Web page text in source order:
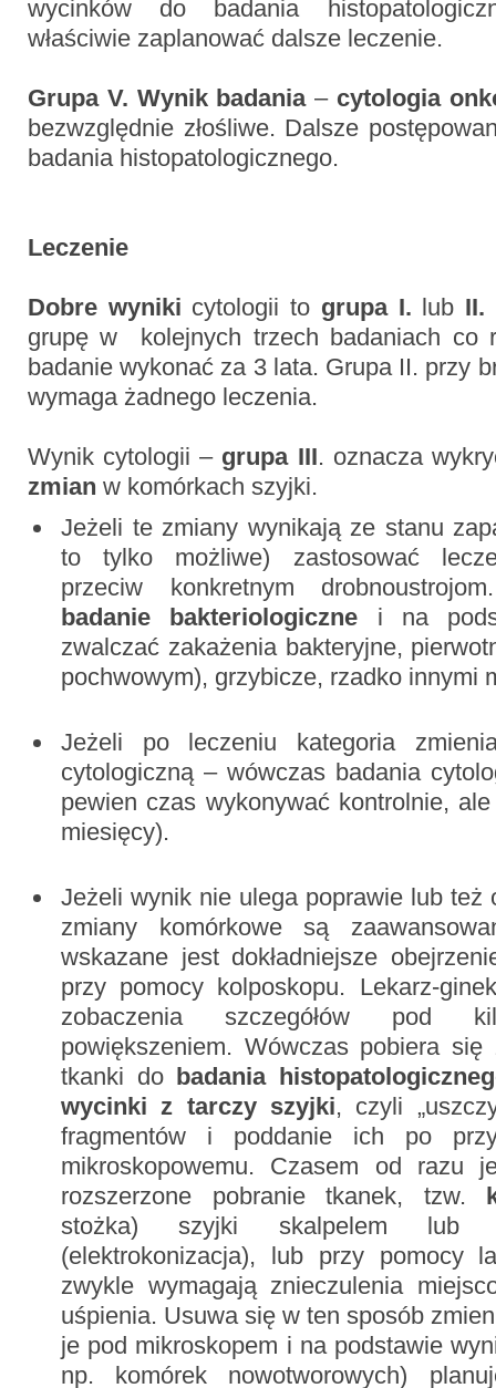
wycinków do badania
właściwie zaplanować dalsze leczenie.
Grupa V. Wynik badania –cytologia
bezwzględnie złośliwe. Dalsze
badania histopatologicznego.
Leczenie
Dobre wyniki cytologii to grupa I. lub II.
grupę w kolejnych trzech badaniach co
badanie wykonać za 3 lata. Grupa II. przy
wymaga żadnego leczenia.
Wynik cytologii – grupa III. oznacza
zmian w komórkach szyjki.
Jeżeli te zmiany wynikają ze stanu
to tylko możliwe) zastosować
przeciw konkretnym
badanie bakteriologiczne i na
zwalczać zakażenia bakteryjne,
pochwowym), grzybicze, rzadko innymi
Jeżeli po leczeniu kategoria
cytologiczną – wówczas badania
pewien czas wykonywać kontrolnie,
miesięcy).
Jeżeli wynik nie ulega poprawie lub też
zmiany komórkowe są
wskazane jest dokładniejsze
przy pomocy kolposkopu. Lekarz-
zobaczenia szczegółów pod
powiększeniem. Wówczas pobiera
tkanki do badania
wycinki z tarczy szyjki, czyli
fragmentów i poddanie ich po
mikroskopowemu. Czasem od razu
rozszerzone pobranie tkanek, tzw.
stożka) szyjki skalpelem lub
(elektrokonizacja), lub przy pomocy
zwykle wymagają znieczulenia
uśpienia. Usuwa się w ten sposób
je pod mikroskopem i na podstawie
np. komórek nowotworowych)